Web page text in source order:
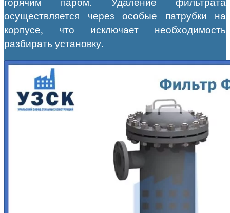
осуществляется через особые патрубки на
корпусе, что исключает необходимость
разбирать установку.